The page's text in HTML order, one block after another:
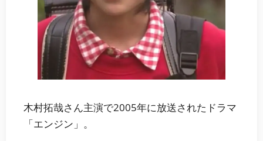
木村拓哉さん主演で2005年に放送されたドラマ
「エンジン」。